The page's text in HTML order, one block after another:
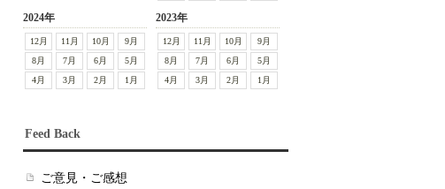
2024年
12月 11月 10月
9月
8月
7月 6月
5月
4月
3月 2月 1月
2023年
12月 11月 10月
9月
8月
7月 6月
5月
4月
3月 2月 1月
Feed Back
ご意見・ご感想